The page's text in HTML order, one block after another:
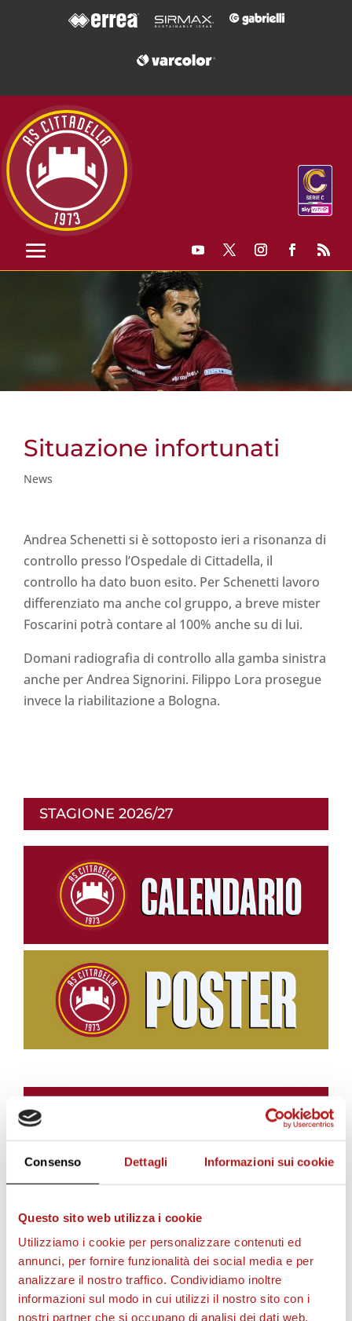
Consenso Dettagli Informazioni sui cookie
Questo sito web utilizza i cookie
Utilizziamo i cookie per personalizzare contenuti ed
annunci, per fornire funzionalità dei social media e per
analizzare il nostro traffico. Condividiamo inoltre
informazioni sul modo in cui utilizzi il nostro sito con i
nostri partner che si occupano di analisi dei dati web,
Situazione infortunati
News
Andrea Schenetti si è sottoposto ieri a risonanza di
controllo presso l’Ospedale di Cittadella, il
controllo ha dato buon esito. Per Schenetti lavoro
differenziato ma anche col gruppo, a breve mister
Foscarini potrà contare al 100% anche su di lui.
Domani radiografia di controllo alla gamba sinistra
anche per Andrea Signorini. Filippo Lora prosegue
invece la riabilitazione a Bologna.
STAGIONE 2026/27
BIGLIETTI
AS CITTADELLA STORE